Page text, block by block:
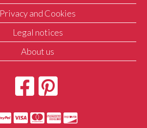
Privacy and Cookies
Legal notices
About us